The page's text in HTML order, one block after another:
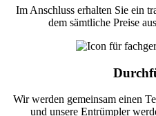
Im Anschluss erhalten Sie ein
dem sämtliche Preise
Wir werden gemeinsam einen
und unsere Entrümpler